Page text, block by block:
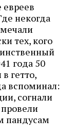
евреев
некогда
тех, кого
года 50
гетто,
вспоминал:
согнали
пандусам